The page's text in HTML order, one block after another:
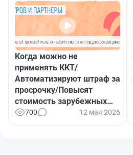
Когда можно не
применять ККТ/
Автоматизируют штраф за
просрочку/Повысят
стоимость зарубежных
товаров
700 12 мая 2026